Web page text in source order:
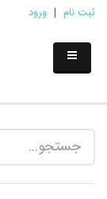
ثبت نام | ورود